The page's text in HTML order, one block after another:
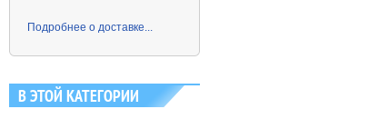
Подробнее о доставке...
В ЭТОЙ КАТЕГОРИИ